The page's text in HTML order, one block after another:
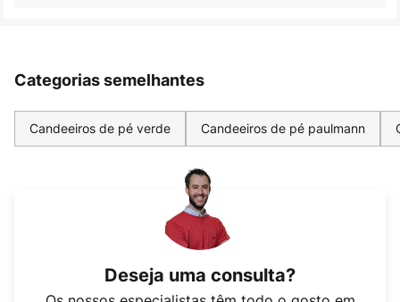
Categorias semelhantes
Candeeiros de pé verde Candeeiros de pé paulmann
Deseja uma consulta?